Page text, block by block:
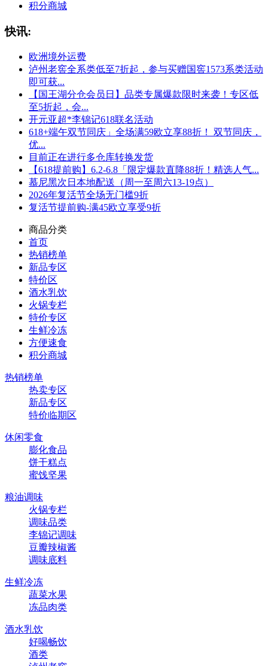
积分商城
快讯:
欧洲境外运费
泸州老窖全系类低至7折起，参与买赠国窖1573系类活动
即可获...
【国王湖分仓会员日】品类专属爆款限时来袭！专区低
至5折起，会...
开元亚超*李锦记618联名活动
618+端午双节同庆」全场满59欧立享88折！ 双节同庆，
优...
目前正在进行多仓库转换发货
【618提前购】6.2-6.8「限定爆款直降88折！精选人气...
慕尼黑次日本地配送（周一至周六13-19点）
2026年复活节全场无门槛9折
复活节提前购-满45欧立享受9折
商品分类
首页
热销榜单
新品专区
特价区
酒水乳饮
火锅专栏
特价专区
生鲜冷冻
方便速食
积分商城
热销榜单
热卖专区
新品专区
特价临期区
休闲零食
膨化食品
饼干糕点
蜜饯坚果
粮油调味
火锅专栏
调味品类
李锦记调味
豆瓣辣椒酱
调味底料
生鲜冷冻
蔬菜水果
冻品肉类
酒水乳饮
好喝畅饮
酒类